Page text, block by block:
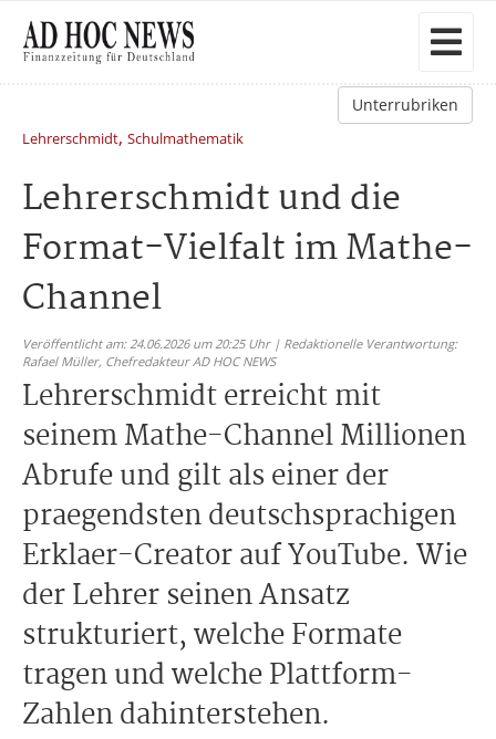
Unterrubriken
Lehrerschmidt, Schulmathematik
Lehrerschmidt und die
Format-Vielfalt im Mathe-
Channel
Veröffentlicht am: 24.06.2026 um 20:25 Uhr | Redaktionelle Verantwortung:
Rafael Müller, Chefredakteur AD HOC NEWS
Lehrerschmidt erreicht mit
seinem Mathe-Channel Millionen
Abrufe und gilt als einer der
praegendsten deutschsprachigen
Erklaer-Creator auf YouTube. Wie
der Lehrer seinen Ansatz
strukturiert, welche Formate
tragen und welche Plattform-
Zahlen dahinterstehen.